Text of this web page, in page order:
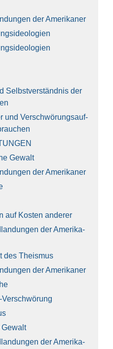
der Ame­ri­ka­ner
Selbst­ver­ständ­nis der
und Ver­schwö­rungs­auf­
Gewalt
der Ame­ri­ka­ner
auf Kos­ten ande­rer
der Ame­ri­ka­
des The­is­mus
der Ame­ri­ka­ner
der Ame­ri­ka­